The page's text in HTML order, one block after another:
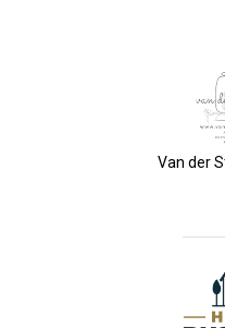
Kascontrole
Flessenpost
UBO-
Van der